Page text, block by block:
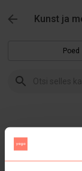
Kunst ja
Poed
Hetkel